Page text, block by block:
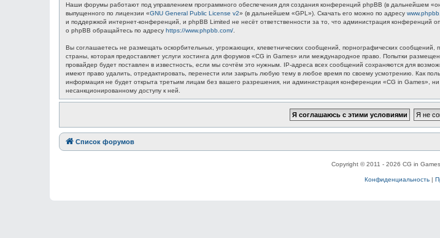
Наши форумы работают под управлением программного обеспечения для создания конференций phpBB (в дальнейшем
выпущенного по лицензии «GNU General Public License v2» (в дальнейшем «GPL»). Скачать его можно по адресу
и поддержкой интернет-конференций, и phpBB Limited не несёт ответственности за то, что администрация
о phpBB обращайтесь по адресу https://www.phpbb.com/
Вы соглашаетесь не размещать оскорбительных, угрожающих, клеветнических сообщений, порнографических
страны, которая предоставляет услуги хостинга для форумов «CG in Games» или международное право. Попытки
провайдер будет поставлен в известность, если мы сочтём это нужным. IP-адреса всех сообщений сохраняются для
имеют право удалить, отредактировать, перенести или закрыть любую тему в любое время по своему усмотрению. Как
информация не будет открыта третьим лицам без вашего разрешения, ни администрация конференции «CG in Games»,
несанкционированному доступу к ней.
Список форумов
Copyright © 2011 - 2026 CG in
Конфиденциальность|